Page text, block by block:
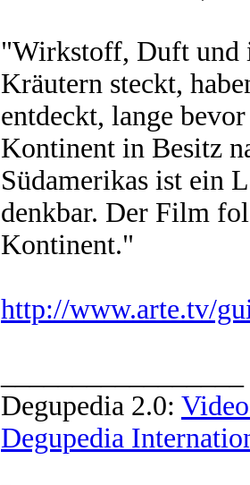
"Wirkstoff, Duft und
Kräutern steckt,
entdeckt, lange
Kontinent in Besitz
Südamerikas ist ein
denkbar. Der Film
Kontinent."
http://www.arte.tv/
Degupedia 2.0:
Degupedia